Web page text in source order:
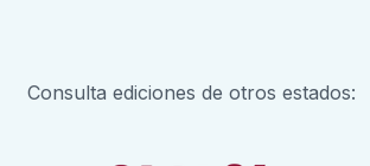
Consulta ediciones de otros estados: